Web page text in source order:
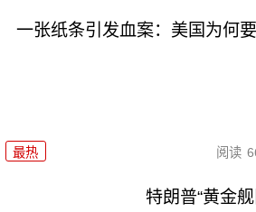
一张纸条引发血案：美国为何要
最热 阅读
特朗普“黄金